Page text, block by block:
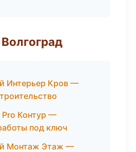
Интерьер Кров —
Контур —
под ключ
Монтаж Этаж —